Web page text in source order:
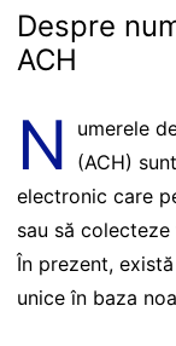
Despre
ACH
N
umerele
(ACH)
electronic care
sau să
În prezent,
unice în baza